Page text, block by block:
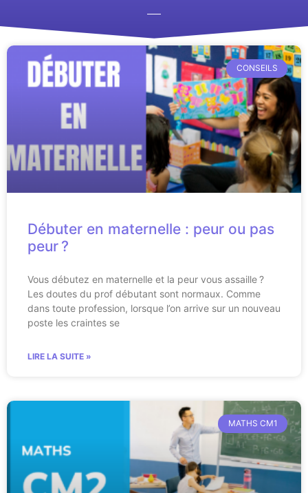
CONSEILS
Débuter en maternelle : peur ou pas
peur ?
Vous débutez en maternelle et la peur vous assaille ?
Les doutes du prof débutant sont normaux. Comme
dans toute profession, lorsque l’on arrive sur un nouveau
poste les craintes se
LIRE LA SUITE »
MATHS CM1